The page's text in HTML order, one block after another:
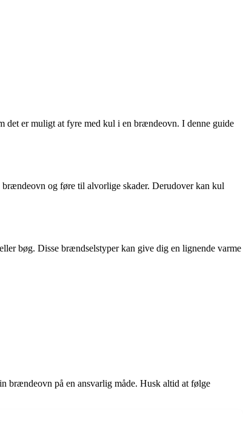
det er muligt at fyre med kul i en brændeovn. I denne guide
og føre til alvorlige skader. Derudover kan kul
bøg. Disse brændselstyper kan give dig en lignende varme
brændeovn på en ansvarlig måde. Husk altid at følge